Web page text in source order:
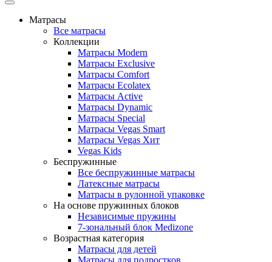
Матрасы
Все матрасы
Коллекции
Матрасы Modern
Матрасы Exclusive
Матрасы Comfort
Матрасы Ecolatex
Матрасы Active
Матрасы Dynamic
Матрасы Special
Матрасы Vegas Smart
Матрасы Vegas Хит
Vegas Kids
Беспружинные
Все беспружинные матрасы
Латексные матрасы
Матрасы в рулонной упаковке
На основе пружинных блоков
Независимые пружины
7-зональный блок Medizone
Возрастная категория
Матрасы для детей
Матрасы для подростков